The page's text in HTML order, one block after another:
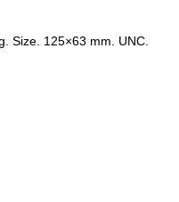
Size. 125×63 mm. UNC.